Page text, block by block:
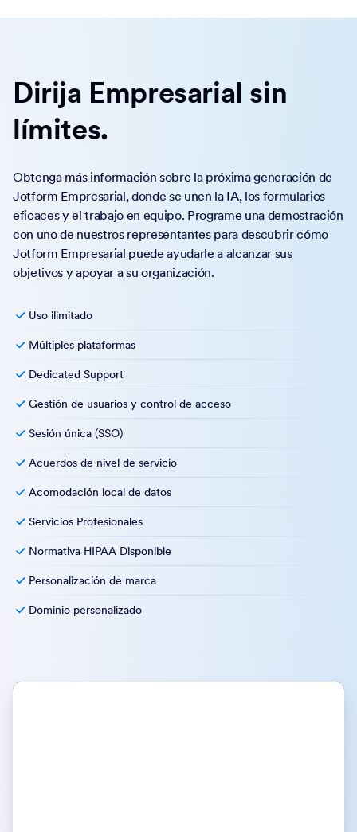
Dirija Empresarial sin
límites.
Obtenga más información sobre la próxima generación de
Jotform Empresarial, donde se unen la IA, los formularios
eficaces y el trabajo en equipo. Programe una demostración
con uno de nuestros representantes para descubrir cómo
Jotform Empresarial puede ayudarle a alcanzar sus
objetivos y apoyar a su organización.
Uso ilimitado
Múltiples plataformas
Dedicated Support
Gestión de usuarios y control de acceso
Sesión única (SSO)
Acuerdos de nivel de servicio
Acomodación local de datos
Servicios Profesionales
Normativa HIPAA Disponible
Personalización de marca
Dominio personalizado